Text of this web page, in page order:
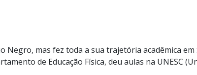
mas fez toda a sua trajetória acadêmica
de Educação Física, deu aulas na UNESC